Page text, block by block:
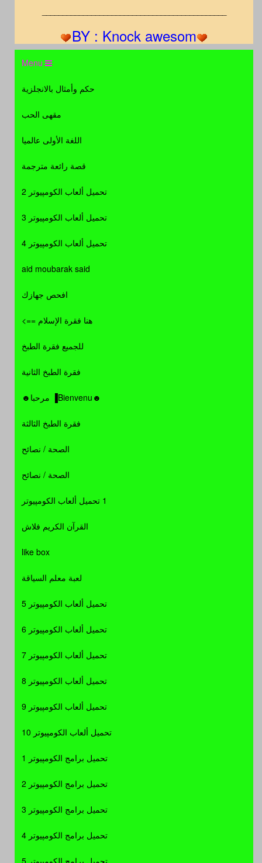
BY : Knock awesom
حكم وأمثال بالانجلزية
مقهى الحب
اللغة الأولى عالميا
قصة رائعة مترجمة
تحميل ألعاب الكومپيوتر 2
تحميل ألعاب الكومپيوتر 3
تحميل ألعاب الكومپيوتر 4
aid moubarak said
افحص جهازك
هنا فقرة الإسلام ==>
للجميع فقرة الطبخ
فقرة الطبخ الثانية
☻Bienvenu▐ مرحبا☻
فقرة الطبخ الثالثة
الصحة / نصائح
الصحة / نصائح
1 تحميل ألعاب الكومپيوتر
القرآن الكريم فلاش
like box
لعبة معلم السياقة
تحميل ألعاب الكومپيوتر 5
تحميل ألعاب الكومپيوتر 6
تحميل ألعاب الكومپيوتر 7
تحميل ألعاب الكومپيوتر 8
تحميل ألعاب الكومپيوتر 9
تحميل ألعاب الكومپيوتر 10
تحميل برامج الكومپيوتر 1
تحميل برامج الكومپيوتر 2
تحميل برامج الكومپيوتر 3
تحميل برامج الكومپيوتر 4
تحميل برامج الكومپيوتر 5